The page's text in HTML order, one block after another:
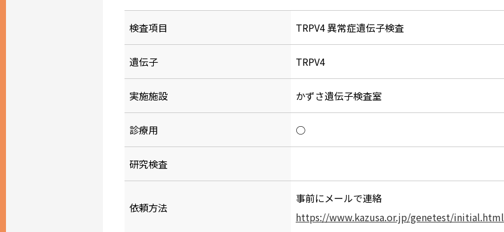
検査項目 TRPV4 異常症遺伝子検査
遺伝子 TRPV4
実施施設 かずさ遺伝子検査室
診療用 ○
研究検査
依頼方法
事前にメールで連絡
https://www.kazusa.or.jp/genetest/initial.html